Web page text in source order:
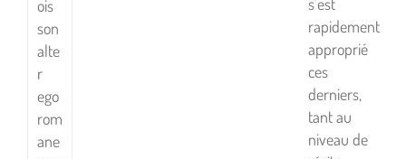
ois
son
alte
r
ego
rom
ane
rapidement
approprié
ces
derniers,
tant au
niveau de